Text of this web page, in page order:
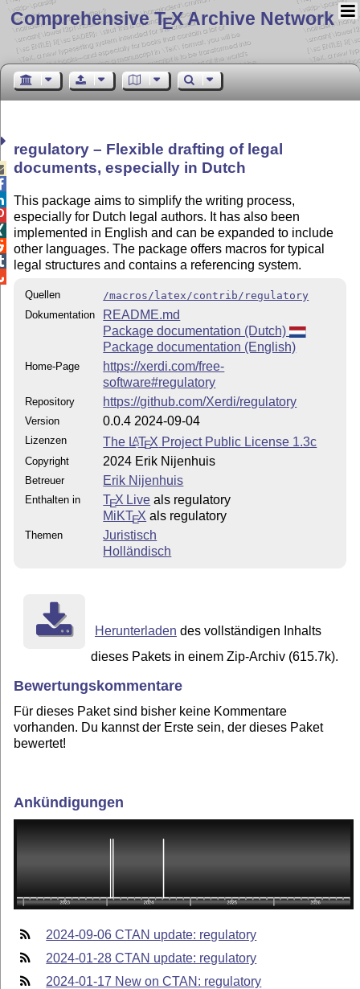
Comprehensive TEX Archive Network
regulatory – Flexible drafting of legal
documents, especially in Dutch
This package aims to simplify the writing process,
especially for Dutch legal authors. It has also been
implemented in English and can be expanded to include
other languages. The package offers macros for typical
legal structures and contains a referencing system.
Quellen
/macros/latex/contrib/regulatory
Dokumentation
README.md
Package documentation (Dutch)
Package documentation (English)
Home-Page
https://xerdi.com/free-
software#regulatory
Repository https://github.com/Xerdi/regulatory
Version 0.0.4 2024-09-04
Lizenzen The LATEX Project Public License 1.3c
Copyright 2024 Erik Nijenhuis
Betreuer Erik Nijenhuis
Enthalten in TEX Live als regulatory
MiKTEX als regulatory
Themen
Juristisch
Holländisch
Herunterladen des vollständigen Inhalts
dieses Pakets in einem Zip-Archiv (615.7k).
Bewertungskommentare
Für dieses Paket sind bisher keine Kommentare
vorhanden. Du kannst der Erste sein, der dieses Paket
bewertet!
Ankündigungen
2024-09-06 CTAN update: regulatory
2024-01-28 CTAN update: regulatory
2024-01-17 New on CTAN: regulatory